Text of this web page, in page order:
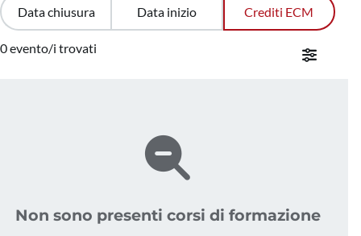
Data chiusura Data inizio Crediti ECM
0 evento/i trovati
Non sono presenti corsi di formazione